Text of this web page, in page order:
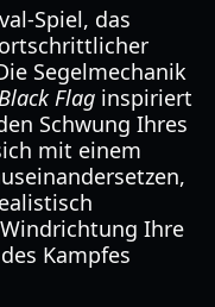
Spiel, das
Segelmechanik
Flag inspiriert
Schwung Ihres
mit einem
Ihre
Kampfes